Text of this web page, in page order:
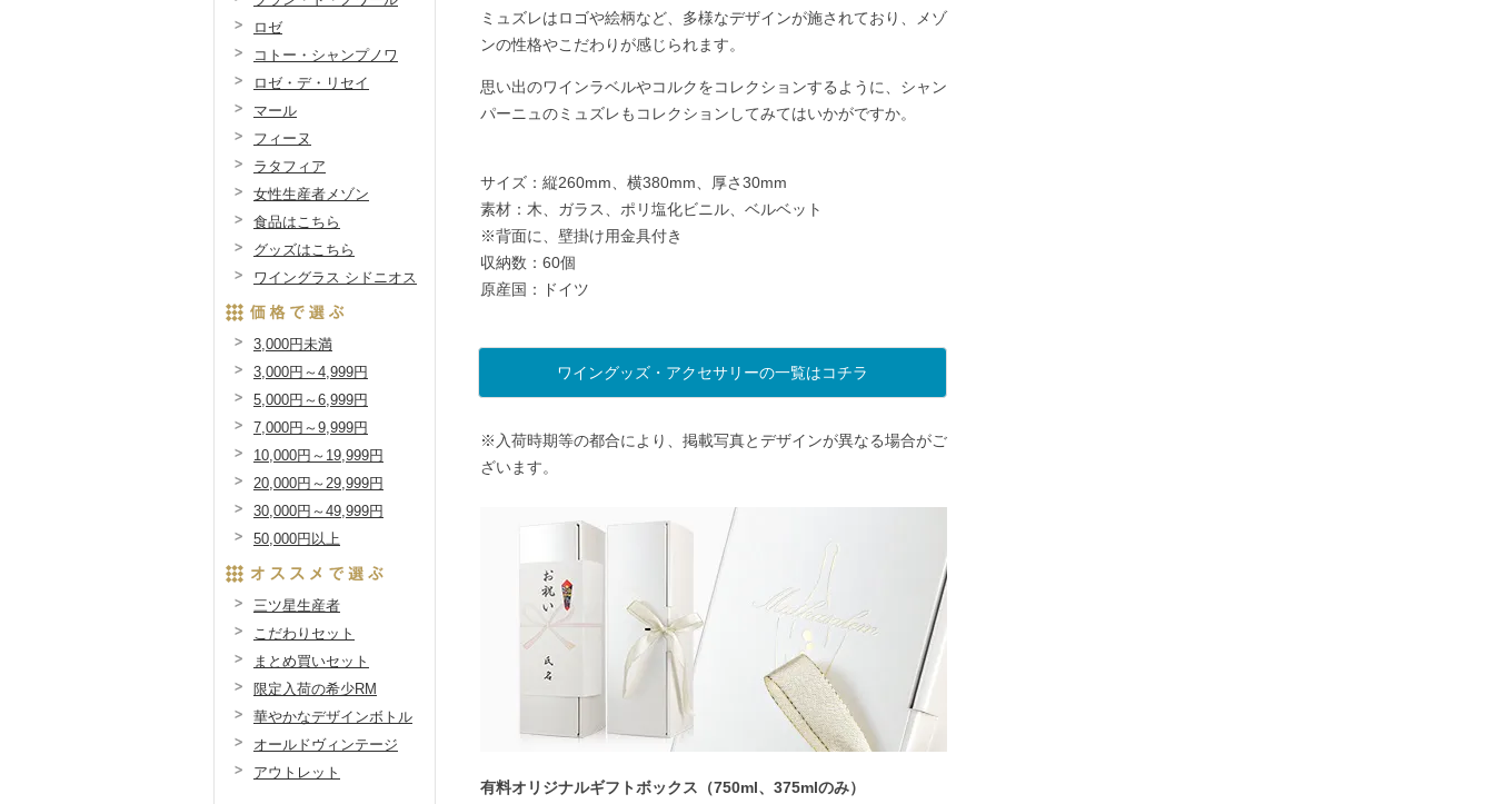
ミュズレはロゴや絵柄など、多様なデザインが施されており、メゾ
ンの性格やこだわりが感じられます。
思い出のワインラベルやコルクをコレクションするように、シャン
パーニュのミュズレもコレクションしてみてはいかがですか。
サイズ：縦260mm、横380mm、厚さ30mm
素材：木、ガラス、ポリ塩化ビニル、ベルベット
※背面に、壁掛け用金具付き
収納数：60個
原産国：ドイツ
ワイングッズ・アクセサリーの一覧はコチラ
※入荷時期等の都合により、掲載写真とデザインが異なる場合がご
ざいます。
有料オリジナルギフトボックス（750ml、375mlのみ）
ロゼ
コトー・シャンプノワ
ロゼ・デ・リセイ
マール
フィーヌ
ラタフィア
女性生産者メゾン
食品はこちら
グッズはこちら
ワイングラス シドニオス
3,000円未満
3,000円～4,999円
5,000円～6,999円
7,000円～9,999円
10,000円～19,999円
20,000円～29,999円
30,000円～49,999円
50,000円以上
三ツ星生産者
こだわりセット
まとめ買いセット
限定入荷の希少RM
華やかなデザインボトル
オールドヴィンテージ
アウトレット